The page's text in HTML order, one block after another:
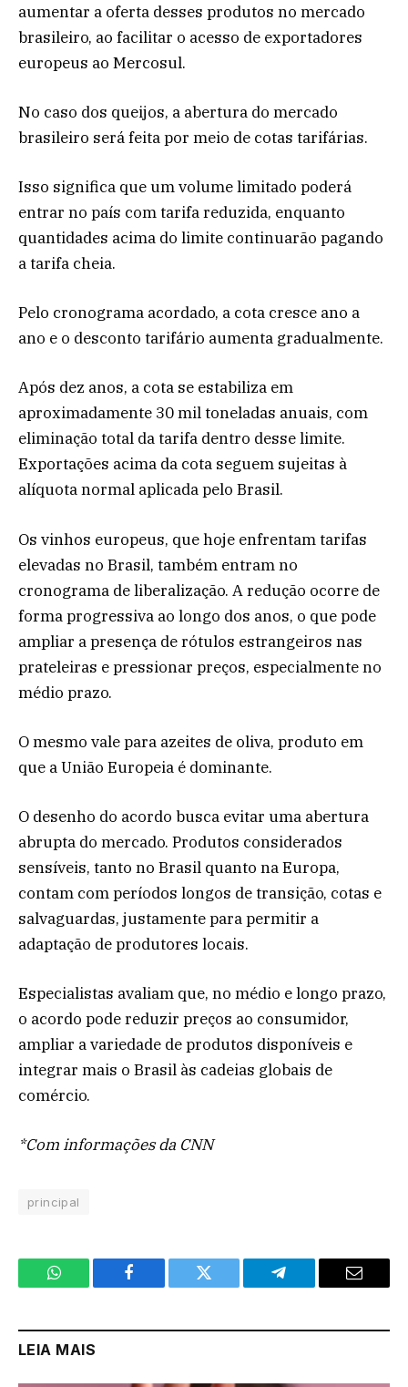
aumentar a oferta desses produtos no mercado
brasileiro, ao facilitar o acesso de exportadores
europeus ao Mercosul.
No caso dos queijos, a abertura do mercado
brasileiro será feita por meio de cotas tarifárias.
Isso significa que um volume limitado poderá
entrar no país com tarifa reduzida, enquanto
quantidades acima do limite continuarão pagando
a tarifa cheia.
Pelo cronograma acordado, a cota cresce ano a
ano e o desconto tarifário aumenta gradualmente.
Após dez anos, a cota se estabiliza em
aproximadamente 30 mil toneladas anuais, com
eliminação total da tarifa dentro desse limite.
Exportações acima da cota seguem sujeitas à
alíquota normal aplicada pelo Brasil.
Os vinhos europeus, que hoje enfrentam tarifas
elevadas no Brasil, também entram no
cronograma de liberalização. A redução ocorre de
forma progressiva ao longo dos anos, o que pode
ampliar a presença de rótulos estrangeiros nas
prateleiras e pressionar preços, especialmente no
médio prazo.
O mesmo vale para azeites de oliva, produto em
que a União Europeia é dominante.
O desenho do acordo busca evitar uma abertura
abrupta do mercado. Produtos considerados
sensíveis, tanto no Brasil quanto na Europa,
contam com períodos longos de transição, cotas e
salvaguardas, justamente para permitir a
adaptação de produtores locais.
Especialistas avaliam que, no médio e longo prazo,
o acordo pode reduzir preços ao consumidor,
ampliar a variedade de produtos disponíveis e
integrar mais o Brasil às cadeias globais de
comércio.
*Com informações da CNN
principal
WhatsApp Facebook Twitter Telegram Email
LEIA MAIS